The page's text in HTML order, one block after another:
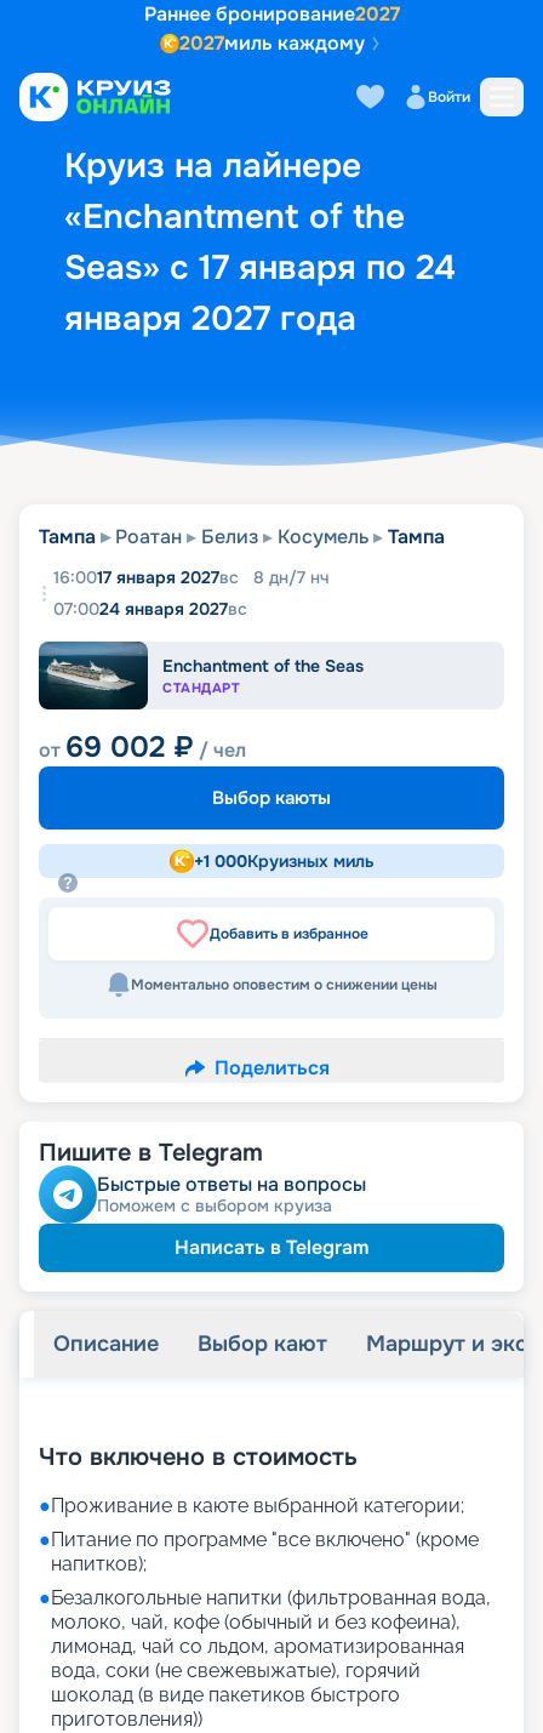
Раннее бронирование2027
2027миль каждому
Войти
Круиз на лайнере
«Enchantment of the
Seas» с 17 января по 24
января 2027 года
Выбор кают Маршрут и
Тампа Роатан Белиз Косумель Тампа
16:0017 января 2027вс 8 дн/7 нч
07:0024 января 2027вс
Enchantment of the Seas
СТАНДАРТ
от 69 002 ₽ / чел
Выбор каюты
+1 000Круизных миль
Добавить в избранное
Моментально оповестим о снижении цены
Поделиться
Пишите в Telegram
Быстрые ответы на вопросы
Поможем с выбором круиза
Написать в Telegram
Описание Выбор кают Маршрут и
Что включено в стоимость
●Проживание в каюте выбранной категории;
●Питание по программе "все включено" (кроме
напитков);
●Безалкогольные напитки (фильтрованная вода,
молоко, чай, кофе (обычный и без кофеина),
лимонад, чай со льдом, ароматизированная
вода, соки (не свежевыжатые), горячий
шоколад (в виде пакетиков быстрого
приготовления))